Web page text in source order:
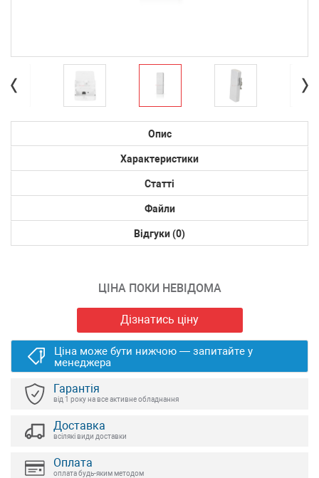
Опис
Характеристики
Статті
Файли
Відгуки (0)
ЦІНА ПОКИ НЕВІДОМА
Дізнатись ціну
Ціна може бути нижчою — запитайте у
менеджера
Гарантія
від 1 року на все активне обладнання
Доставка
всілякі види доставки
Оплата
оплата будь-яким методом